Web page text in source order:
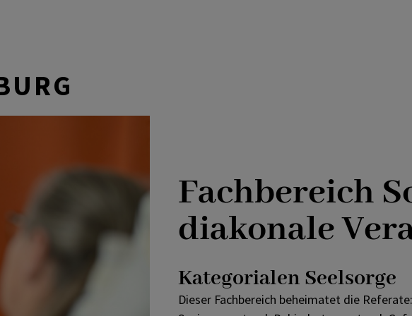
Beraten und Begleiten
Gemeinde und Innovation
Glauben und Feiern
Fachbereich
diakonale
Kategorialen Seelsorge
Dieser Fachbereich beheimatet die